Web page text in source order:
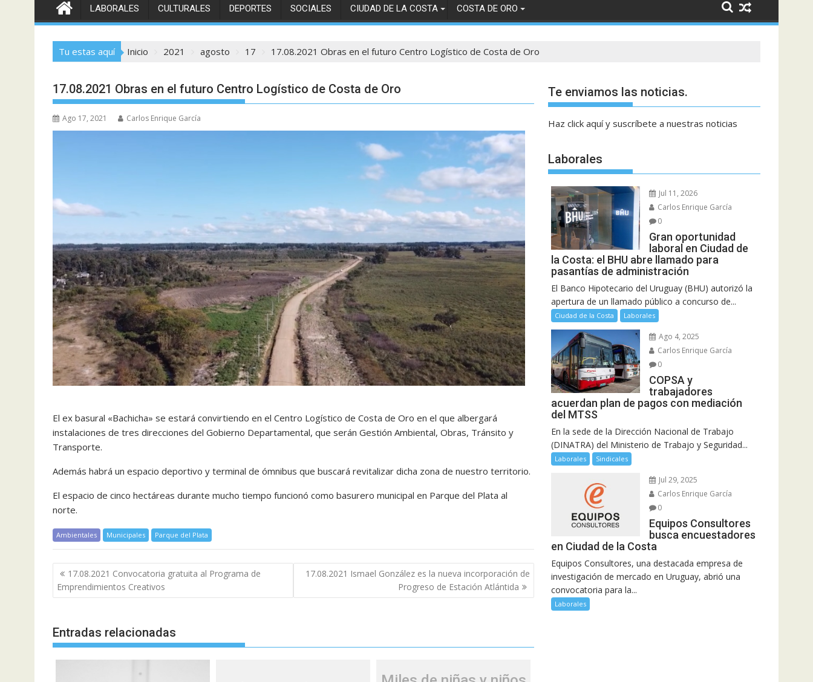
LABORALES CULTURALES DEPORTES SOCIALES CIUDAD DE LA COSTA COSTA DE ORO
Tu estas aquí Inicio 2021 agosto 17 17.08.2021 Obras en el futuro Centro Logístico de Costa de Oro
17.08.2021 Obras en el futuro Centro Logístico de Costa de Oro
Ago 17, 2021 Carlos Enrique García
El ex basural «Bachicha» se estará convirtiendo en el Centro Logístico de Costa de Oro en el que albergará
instalaciones de tres direcciones del Gobierno Departamental, que serán Gestión Ambiental, Obras, Tránsito y
Transporte.
Además habrá un espacio deportivo y terminal de ómnibus que buscará revitalizar dicha zona de nuestro territorio.
El espacio de cinco hectáreas durante mucho tiempo funcionó como basurero municipal en Parque del Plata al
norte.
Ambientales Municipales Parque del Plata
Navegación
de
entradas
17.08.2021 Convocatoria gratuita al Programa de
Emprendimientos Creativos
17.08.2021 Ismael González es la nueva incorporación de
Progreso de Estación Atlántida
Entradas relacionadas
Te enviamos las noticias.
Haz click aquí y suscríbete a nuestras noticias
Laborales
Jul 11, 2026
Carlos Enrique García
0
Gran oportunidad
laboral en Ciudad de
la Costa: el BHU abre llamado para
pasantías de administración
El Banco Hipotecario del Uruguay (BHU) autorizó la
apertura de un llamado público a concurso de...
Ciudad de la Costa Laborales
Ago 4, 2025
Carlos Enrique García
0
COPSA y
trabajadores
acuerdan plan de pagos con mediación
del MTSS
En la sede de la Dirección Nacional de Trabajo
(DINATRA) del Ministerio de Trabajo y Seguridad...
Laborales Sindicales
Jul 29, 2025
Carlos Enrique García
0
Equipos Consultores
busca encuestadores
en Ciudad de la Costa
Equipos Consultores, una destacada empresa de
investigación de mercado en Uruguay, abrió una
convocatoria para la...
Laborales